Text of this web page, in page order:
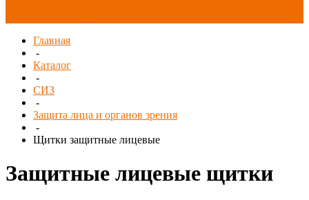
Главная
-
Каталог
-
СИЗ
-
Защита лица и органов зрения
-
Щитки защитные лицевые
Защитные лицевые щитки